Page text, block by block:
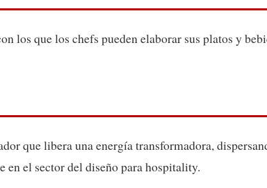
los que los chefs pueden elaborar sus platos y
que libera una energía transformadora,
el sector del diseño para hospitality.